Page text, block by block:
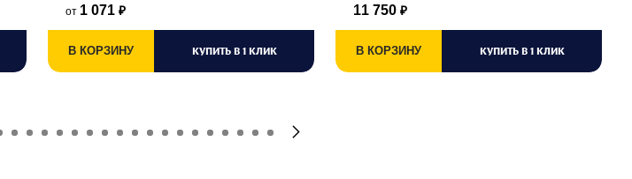
от 1 071 ₽
В КОРЗИНУ КУПИТЬ В 1 КЛИК
11 750 ₽
В КОРЗИНУ КУПИТЬ В 1 КЛИК